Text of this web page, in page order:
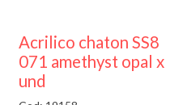
50% DESCUENTO
Acrilico chaton SS8
071 amethyst opal x
und